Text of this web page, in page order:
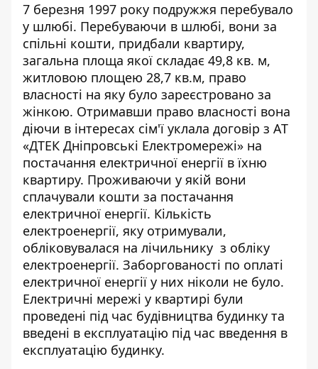
7 березня 1997 року подружжя перебувало
у шлюбі. Перебуваючи в шлюбі, вони за
спільні кошти, придбали квартиру,
загальна площа якої складає 49,8 кв. м,
житловою площею 28,7 кв.м, право
власності на яку було зареєстровано за
жінкою. Отримавши право власності вона
діючи в інтересах сім'ї уклала договір з АТ
«ДТЕК Дніпровські Електромережі» на
постачання електричної енергії в їхню
квартиру. Проживаючи у якій вони
сплачували кошти за постачання
електричної енергії. Кількість
електроенергії, яку отримували,
обліковувалася на лічильнику з обліку
електроенергії. Заборгованості по оплаті
електричної енергії у них ніколи не було.
Електричні мережі у квартирі були
проведені під час будівництва будинку та
введені в експлуатацію під час введення в
експлуатацію будинку.